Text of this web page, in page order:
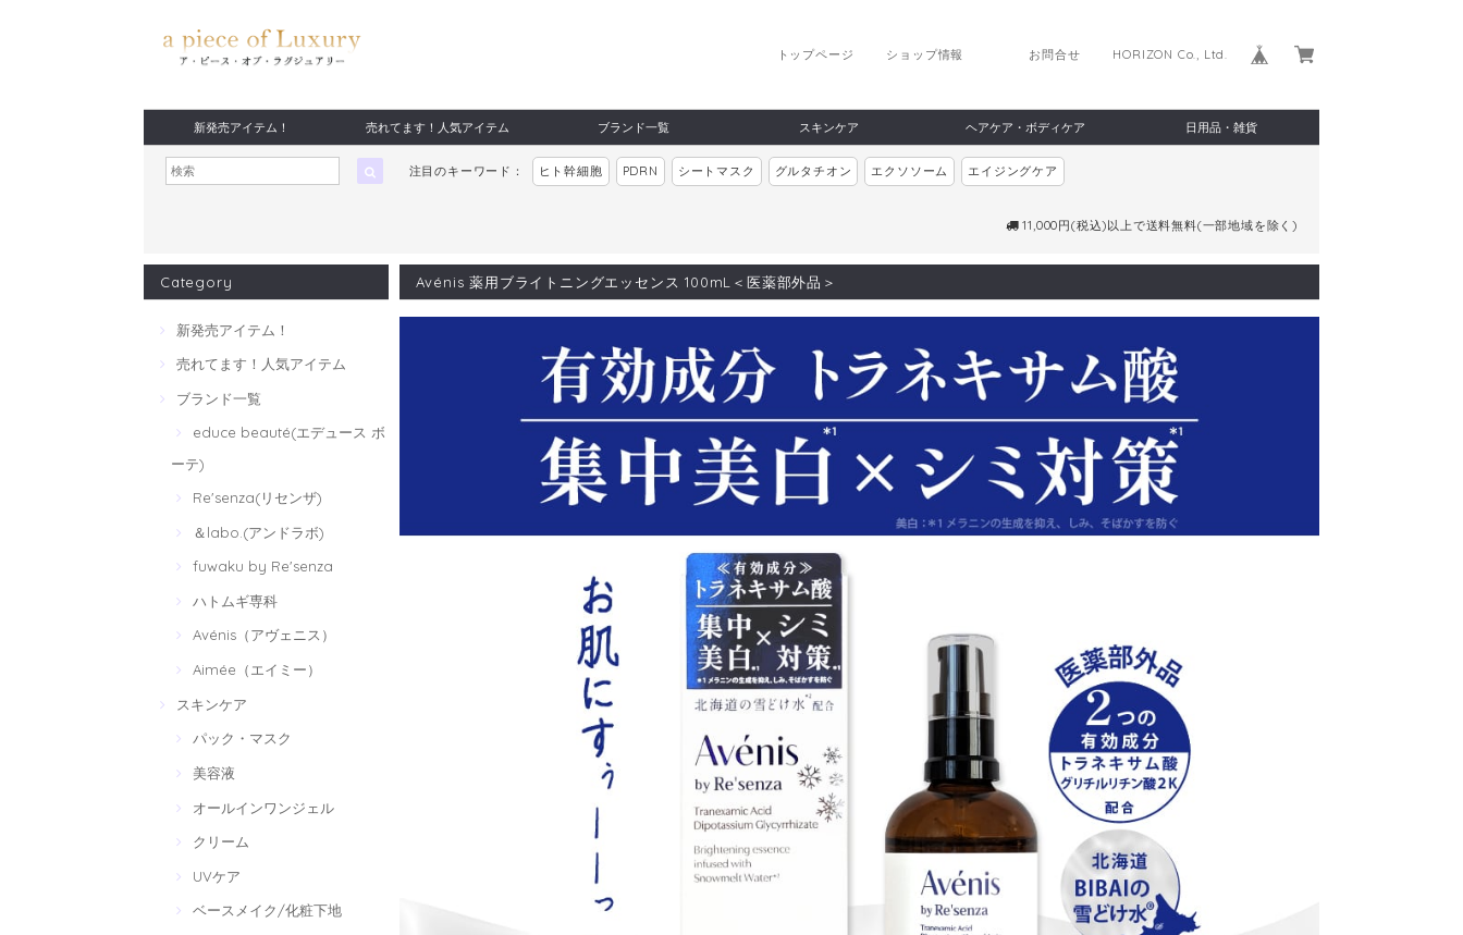
HORIZON Co., Ltd.
お問合せ
ショップ情報
トップページ
新発売アイテム！ 売れてます！人気アイテム ブランド一覧 スキンケア ヘアケア・ボディケア 日用品・雑貨
注目のキーワード： ヒト幹細胞 PDRN シートマスク グルタチオン エクソソーム エイジングケア
11,000円(税込)以上で送料無料(一部地域を除く)
Category
新発売アイテム！
売れてます！人気アイテム
ブランド一覧
educe beauté(エデュース ボ
ーテ)
Re'senza(リセンザ)
＆labo.(アンドラボ)
fuwaku by Re'senza
ハトムギ専科
Avénis（アヴェニス）
Aimée（エイミー）
スキンケア
パック・マスク
美容液
オールインワンジェル
クリーム
UVケア
ベースメイク/化粧下地
Avénis 薬用ブライトニングエッセンス 100mL＜医薬部外品＞